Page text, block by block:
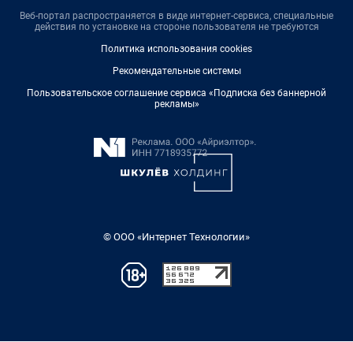
Веб-портал распространяется в виде интернет-сервиса, специальные
действия по установке на стороне пользователя не требуются
Политика использования cookies
Рекомендательные системы
Пользовательское соглашение сервиса «Подписка без баннерной
рекламы»
© ООО «Интернет Технологии»